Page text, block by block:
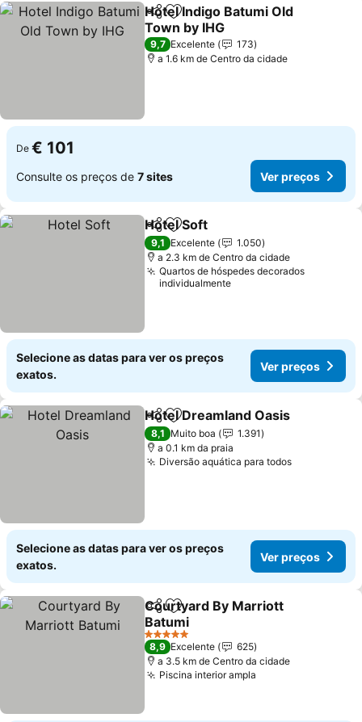
PartilharAdicionar aos favoritos
Hotel Indigo Batumi Old
Town by IHG
Ver preços
9,7 Excelente
173
a 1.6 km de Centro da cidade
De € 101
Consulte os preços de 7 sites Ver preços
PartilharAdicionar aos favoritos
Hotel Soft
9,1 Excelente
1.050
a 2.3 km de Centro da cidade
Quartos de hóspedes decorados
individualmente
Selecione as datas para ver os preços
exatos.
Ver preços
PartilharAdicionar aos favoritos
Hotel Dreamland Oasis
8,1 Muito boa
1.391
a 0.1 km da praia
Diversão aquática para todosVer preços
Selecione as datas para ver os preços
exatos.
Ver preços
PartilharAdicionar aos favoritos
Courtyard By Marriott
Batumi
Ver preços
5 Estrelas
8,9 Excelente
625
a 3.5 km de Centro da cidade
Piscina interior ampla